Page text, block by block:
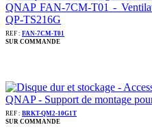
QNAP FAN-7CM-T01 -
QP-TS216G
REF : FAN-7CM-T01
SUR COMMANDE
QNAP - Support de montage
REF : BRKT-QM2-10G1T
SUR COMMANDE